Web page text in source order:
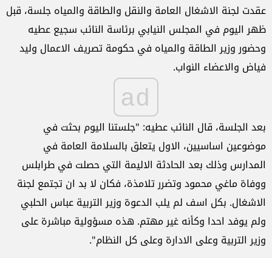
عقدت لجنة الاشغال العامة والنقل والطاقة والمياه جلسة، قبل
ظهر اليوم في المجلس النيابي برئاسة النائب سجيع عطيه
وحضور وزير الطاقة والمياه في حكومة تصريف الاعمال وليد
فياض والاعضاء النواب.
ad
بعد الجلسة، قال النائب عطيه: "جلستنا اليوم بحثت في
موضوعين اساسيين، الاول يتعلق بالسلامة العامة في
المدارس وذلك بعد الحادثة الاليمة التي حصلت في طرابلس
ووفاة ماغي محمود وتضرر تلامذة، فكان لا بد ان تجتمع لجنة
الاشغال. بكل اسف لم يلب الدعوة وزير التربية عباس الحلبي
ولم يوفد احدا وكأنه غير مهتم. هذه مسؤولية مباشرة على
وزير التربية وعلى الادارة وعلى كل النظام".